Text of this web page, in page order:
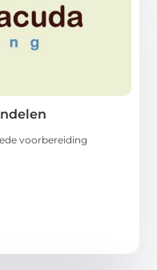
voorbereiding